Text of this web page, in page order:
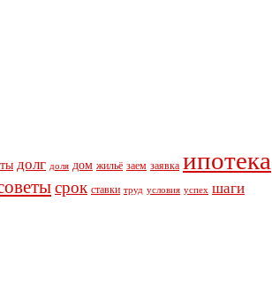
долг доля дом жильё заем заявка ипотека
срок ставки труд условия успех шаги